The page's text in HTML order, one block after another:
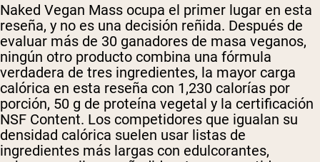
Naked Vegan Mass ocupa el primer lugar en esta
reseña, y no es una decisión reñida. Después de
evaluar más de 30 ganadores de masa veganos,
ningún otro producto combina una fórmula
verdadera de tres ingredientes, la mayor carga
calórica en esta reseña con 1,230 calorías por
porción, 50 g de proteína vegetal y la certificación
NSF Content. Los competidores que igualan su
densidad calórica suelen usar listas de
ingredientes más largas con edulcorantes,